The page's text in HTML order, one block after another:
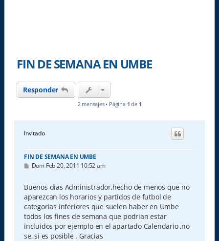
FIN DE SEMANA EN UMBE
Responder
2 mensajes • Página 1 de 1
Invitado
FIN DE SEMANA EN UMBE
M
s
a
j
e
Dom Feb 20, 2011 10:52 am
Buenos dias Administrador,hecho de menos que no
aparezcan los horarios y partidos de futbol de
categorias inferiores que suelen haber en Umbe
todos los fines de semana que podrian estar
incluidos por ejemplo en el apartado Calendario ,no
se, si es posible . Gracias